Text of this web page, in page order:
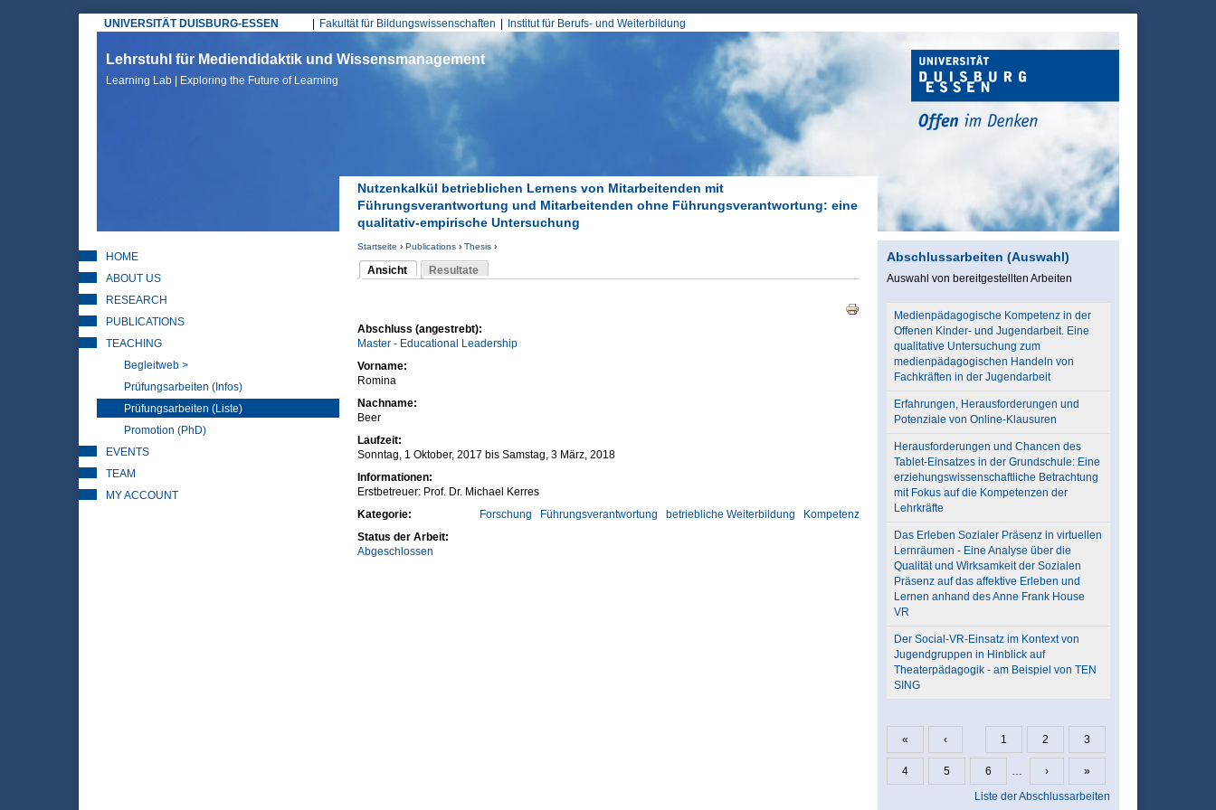
UNIVERSITÄT DUISBURG-ESSEN
Hauptmenü
Fakultät für Bildungswissenschaften Institut für Berufs- und Weiterbildung
Lehrstuhl für Mediendidaktik und Wissensmanagement
Learning Lab | Exploring the Future of Learning
Nutzenkalkül betrieblichen Lernens von Mitarbeitenden mit
Führungsverantwortung und Mitarbeitenden ohne Führungsverantwortung: eine
qualitativ-empirische Untersuchung
Sie sind hier
Startseite › Publications› Thesis›
Ansicht
(aktiver Reiter)
Resultate
Abschluss (angestrebt):
Master - Educational Leadership
Vorname:
Romina
Nachname:
Beer
Laufzeit:
Sonntag, 1 Oktober, 2017 bis Samstag, 3 März, 2018
Informationen:
Erstbetreuer: Prof. Dr. Michael Kerres
Kategorie:
Kompetenz
betriebliche Weiterbildung
Führungsverantwortung
Forschung
Status der Arbeit:
Abgeschlossen
HOME
ABOUT US
RESEARCH
PUBLICATIONS
TEACHING
Begleitweb >
Prüfungsarbeiten (Infos)
Prüfungsarbeiten (Liste)
Promotion (PhD)
EVENTS
TEAM
MY ACCOUNT
Abschlussarbeiten (Auswahl)
Auswahl von bereitgestellten Arbeiten
Medienpädagogische Kompetenz in der
Offenen Kinder- und Jugendarbeit. Eine
qualitative Untersuchung zum
medienpädagogischen Handeln von
Fachkräften in der Jugendarbeit
Erfahrungen, Herausforderungen und
Potenziale von Online-Klausuren
Herausforderungen und Chancen des
Tablet-Einsatzes in der Grundschule: Eine
erziehungswissenschaftliche Betrachtung
mit Fokus auf die Kompetenzen der
Lehrkräfte
Das Erleben Sozialer Präsenz in virtuellen
Lernräumen - Eine Analyse über die
Qualität und Wirksamkeit der Sozialen
Präsenz auf das affektive Erleben und
Lernen anhand des Anne Frank House
VR
Der Social-VR-Einsatz im Kontext von
Jugendgruppen in Hinblick auf
Theaterpädagogik - am Beispiel von TEN
SING
Seiten
« ‹ 1 2 3
4 5 6 … ›
»
Liste der Abschlussarbeiten